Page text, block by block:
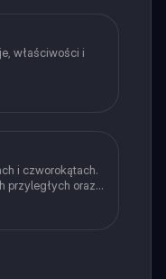
właściwości i
i czworokątach.
przyległych oraz
szkół